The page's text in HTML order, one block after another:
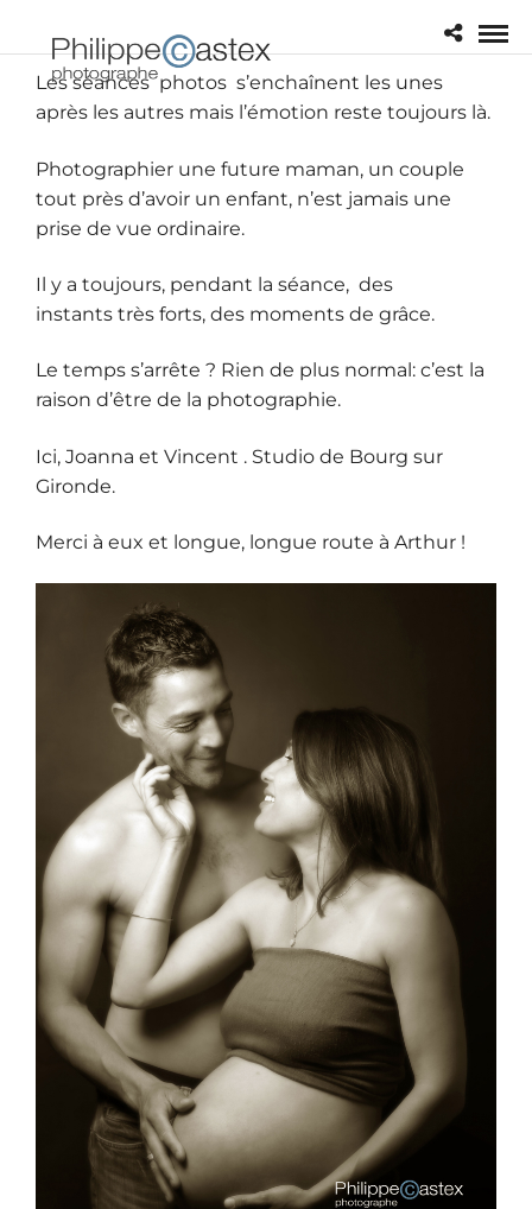
Les séances photos s’enchaînent les unes
après les autres mais l’émotion reste toujours là.
Photographier une future maman, un couple
tout près d’avoir un enfant, n’est jamais une
prise de vue ordinaire.
Il y a toujours, pendant la séance, des
instants très forts, des moments de grâce.
Le temps s’arrête ? Rien de plus normal: c’est la
raison d’être de la photographie.
Ici, Joanna et Vincent . Studio de Bourg sur
Gironde.
Merci à eux et longue, longue route à Arthur !